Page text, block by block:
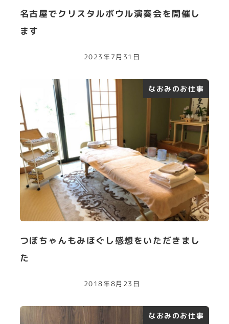
名古屋でクリスタルボウル演奏会を開催し
ます
2023年7月31日
なおみのお仕事
つぼちゃんもみほぐし感想をいただきまし
た
2018年8月23日
なおみのお仕事